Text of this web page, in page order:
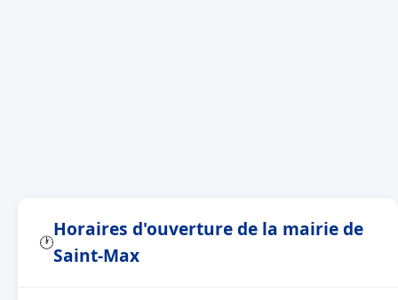
🕐
Horaires d'ouverture de la mairie de
Saint-Max